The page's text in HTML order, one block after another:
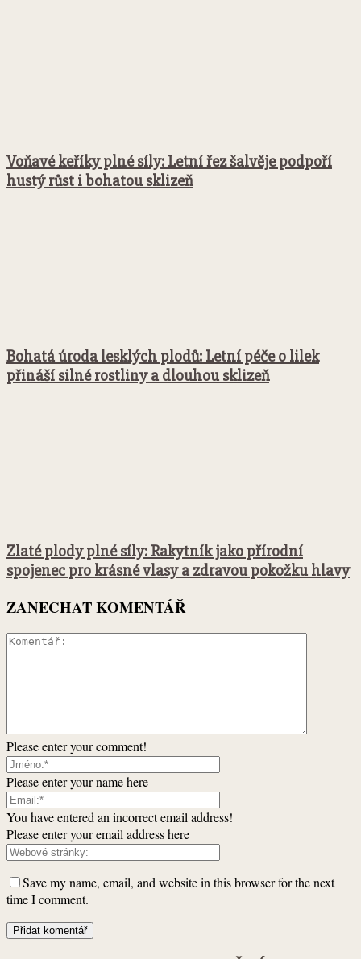
Voňavé keříky plné síly: Letní řez šalvěje podpoří
hustý růst i bohatou sklizeň
Bohatá úroda lesklých plodů: Letní péče o lilek
přináší silné rostliny a dlouhou sklizeň
Zlaté plody plné síly: Rakytník jako přírodní
spojenec pro krásné vlasy a zdravou pokožku hlavy
ZANECHAT KOMENTÁŘ
Please enter your comment!
Please enter your name here
You have entered an incorrect email address!
Please enter your email address here
Save my name, email, and website in this browser for the next
time I comment.